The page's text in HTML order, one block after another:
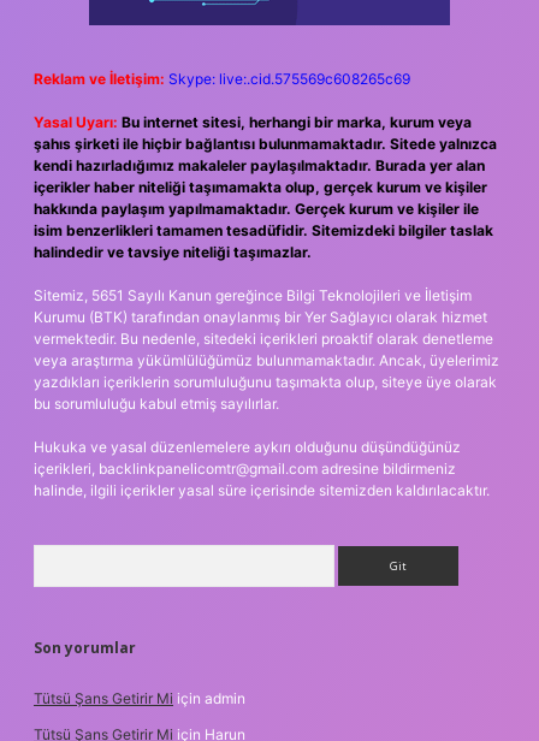
Reklam ve İletişim: Skype: live:.cid.575569c608265c69
Yasal Uyarı: Bu internet sitesi, herhangi bir marka, kurum veya
şahıs şirketi ile hiçbir bağlantısı bulunmamaktadır. Sitede yalnızca
kendi hazırladığımız makaleler paylaşılmaktadır. Burada yer alan
içerikler haber niteliği taşımamakta olup, gerçek kurum ve kişiler
hakkında paylaşım yapılmamaktadır. Gerçek kurum ve kişiler ile
isim benzerlikleri tamamen tesadüfidir. Sitemizdeki bilgiler taslak
halindedir ve tavsiye niteliği taşımazlar.
Sitemiz, 5651 Sayılı Kanun gereğince Bilgi Teknolojileri ve İletişim
Kurumu (BTK) tarafından onaylanmış bir Yer Sağlayıcı olarak hizmet
vermektedir. Bu nedenle, sitedeki içerikleri proaktif olarak denetleme
veya araştırma yükümlülüğümüz bulunmamaktadır. Ancak, üyelerimiz
yazdıkları içeriklerin sorumluluğunu taşımakta olup, siteye üye olarak
bu sorumluluğu kabul etmiş sayılırlar.
Hukuka ve yasal düzenlemelere aykırı olduğunu düşündüğünüz
içerikleri, backlinkpanelicomtr@gmail.com adresine bildirmeniz
halinde, ilgili içerikler yasal süre içerisinde sitemizden kaldırılacaktır.
Son yorumlar
Tütsü Şans Getirir Mi için admin
Tütsü Şans Getirir Mi için Harun